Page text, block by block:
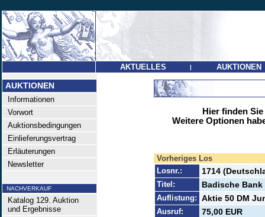
AKTUELLES | AUKTIONEN
AUKTIONEN
Informationen
Vorwort
Auktionsbedingungen
Einlieferungsvertrag
Erläuterungen
Newsletter
NACHVERKAUF
Katalog 129. Auktion
und Ergebnisse
Hier finden
Weitere Optionen
Vorheriges Los
Losnr.:
1714
Titel: Badische Bank
Auflistung: Aktie 50 DM
Ausruf: 75,00 EUR